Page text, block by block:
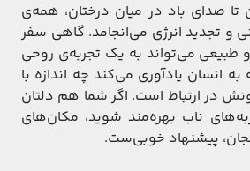
تا صدای باد در میان درختان، همه‌ی
و تجدید انرژی می‌انجامد. گاهی سفر
طبیعی می‌تواند به یک تجربه‌ی روحی
انسان یادآوری می‌کند چه اندازه با
در ارتباط است. اگر شما هم دلتان
ناب بهره‌مند شوید، مکان‌های
پیشنهاد خوبی‌ست.